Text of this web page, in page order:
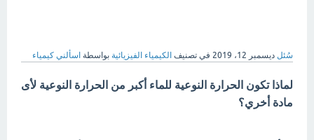
سُئل ديسمبر 12، 2019 في تصنيف الكيمياء الفيزيائية بواسطة اسألني كيمياء
لماذا تكون الحرارة النوعية للماء أكبر من الحرارة النوعية لأى
مادة أخري؟